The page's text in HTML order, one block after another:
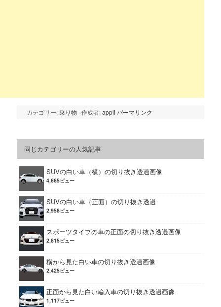
カテゴリー:乗り物 作成者:appli パーマリンク
同じカテゴリーの人気記事
SUVの白い車（横）の切り抜き透過画像
4,665ビュー
SUVの白い車（正面）の切り抜き透過
2,958ビュー
スポーツタイプの車の正面の切り抜き透過画像
2,815ビュー
横から見た白い車の切り抜き透過画像
2,425ビュー
正面から見た白い輸入車の切り抜き透過画像
1,117ビュー